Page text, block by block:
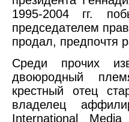
1995-2004 гг.
председателем
продал, предпочтя
Среди прочих
двоюродный
крестный отец
владелец
International